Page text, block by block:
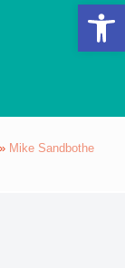
» Mike Sandbothe